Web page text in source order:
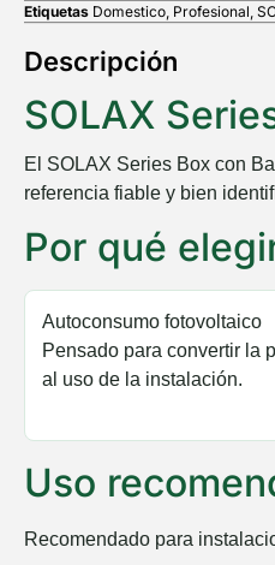
Etiquetas Domestico Profesional
Descripción
SOLAX
El SOLAX Series Box con
referencia fiable y bien
Por qué
Autoconsumo fotovoltaico
Pensado para convertir la
al uso de la instalación.
Uso
Recomendado para